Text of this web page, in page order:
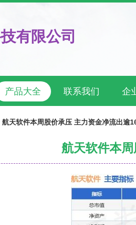
有限公司
产品大全 联系我们 企
航天软件本周股价承压 主力资金净流出逾
航天软件本